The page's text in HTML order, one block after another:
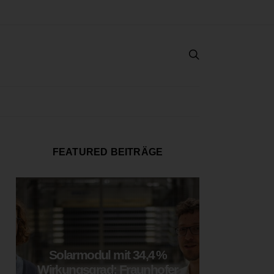
FEATURED BEITRÄGE
Solarmodul mit 34,4 %
Wirkungsgrad: Fraunhofer